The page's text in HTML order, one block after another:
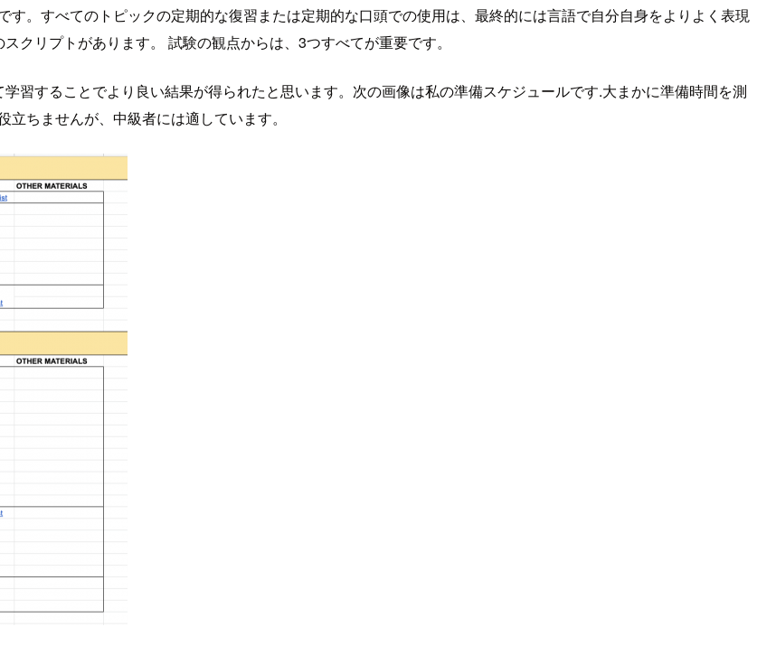
。すべてのトピックの定期的な復習または定期的な口頭での使用は、最終的には言語で自分自身をよりよく表現
クリプトがあります。 試験の観点からは、3つすべてが重要です。
習することでより良い結果が得られたと思います。次の画像は私の準備スケジュールです.大まかに準備時間を測
ちませんが、中級者には適しています。